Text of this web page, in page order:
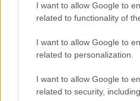
I want to allow Google to
related to functionality of
I want to allow Google to
related to personalization.
I want to allow Google to
related to security,